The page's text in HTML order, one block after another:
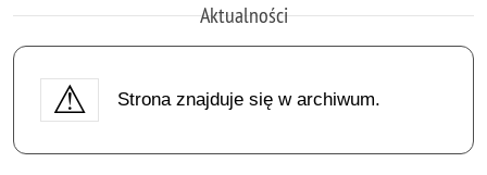
Aktualności
Strona znajduje się w archiwum.